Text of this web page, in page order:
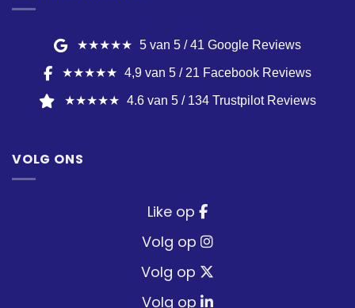
★★★★★ 5 van 5 / 41 Google Reviews
★★★★★ 4,9 van 5 / 21 Facebook Reviews
★★★★★ 4.6 van 5 / 134 Trustpilot Reviews
VOLG ONS
Like op
Volg op
Volg op
Volg op